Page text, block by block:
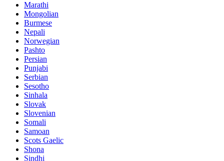
Marathi
Mongolian
Burmese
Nepali
Norwegian
Pashto
Persian
Punjabi
Serbian
Sesotho
Sinhala
Slovak
Slovenian
Somali
Samoan
Scots Gaelic
Shona
Sindhi